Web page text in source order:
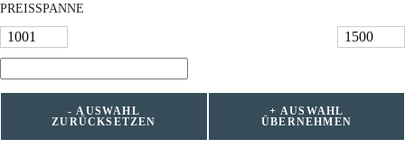
PREISSPANNE
- AUSWAHL
ZURÜCKSETZEN
+ AUSWAHL
ÜBERNEHMEN